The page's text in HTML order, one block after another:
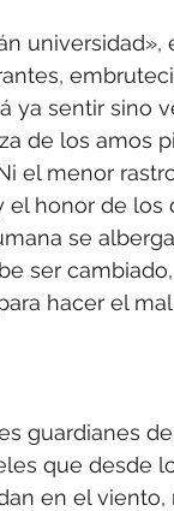
universidad»,
ya sentir sino
de los amos
el menor
el honor de
se
ser
hacer el
guardianes
que desde
en el